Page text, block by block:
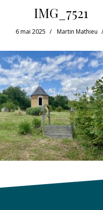
IMG_7521
6 mai 2025 Martin Mathieu